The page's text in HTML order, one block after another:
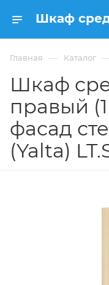
Главная — Каталог
Шкаф
правый
фасад
(Yalta)